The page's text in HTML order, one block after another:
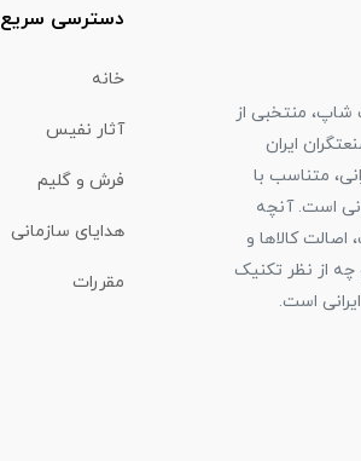
شاپ، منتخبی از
ایران
متناسب با
است. آنچه
کالاها و
از نظر تکنیک
است.
دسترسی سریع
خانه
آثار نفیس
فرش و گلیم
هدایای سازمانی
مقررات